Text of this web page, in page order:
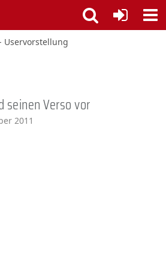
Uservorstellung
Verso vor
2011